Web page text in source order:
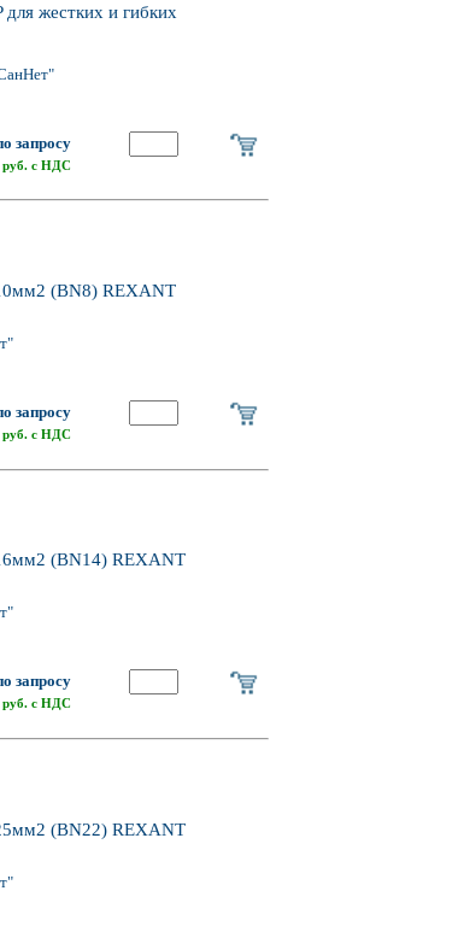
жестких и гибких
запросу
руб. с НДС
(BN8) REXANT
запросу
руб. с НДС
(BN14) REXANT
запросу
руб. с НДС
(BN22) REXANT